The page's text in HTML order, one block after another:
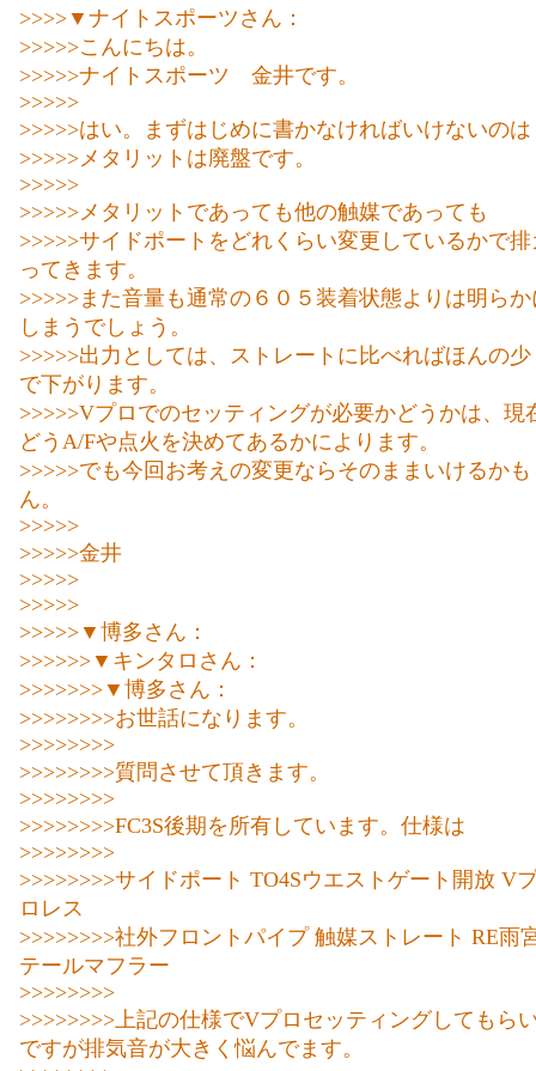
>>>>▼ナイトスポーツさん：
>>>>>こんにちは。
>>>>>ナイトスポーツ 金井です。
>>>>>
>>>>>はい。まずはじめに書かなければいけないのは
>>>>>メタリットは廃盤です。
>>>>>
>>>>>メタリットであっても他の触媒であっても
>>>>>サイドポートをどれくらい変更しているかで
ってきます。
>>>>>また音量も通常の６０５装着状態よりは明ら
しまうでしょう。
>>>>>出力としては、ストレートに比べればほんの
で下がります。
>>>>>Vプロでのセッティングが必要かどうかは、現
どうA/Fや点火を決めてあるかによります。
>>>>>でも今回お考えの変更ならそのままいけるか
ん。
>>>>>
>>>>>金井
>>>>>
>>>>>
>>>>>▼博多さん：
>>>>>>▼キンタロさん：
>>>>>>>▼博多さん：
>>>>>>>>お世話になります。
>>>>>>>>
>>>>>>>>質問させて頂きます。
>>>>>>>>
>>>>>>>>FC3S後期を所有しています。仕様は
>>>>>>>>
>>>>>>>>サイドポート TO4Sウエストゲート開放 V
ロレス
>>>>>>>>社外フロントパイプ 触媒ストレート RE雨
テールマフラー
>>>>>>>>
>>>>>>>>上記の仕様でVプロセッティングしてもら
ですが排気音が大きく悩んでます。